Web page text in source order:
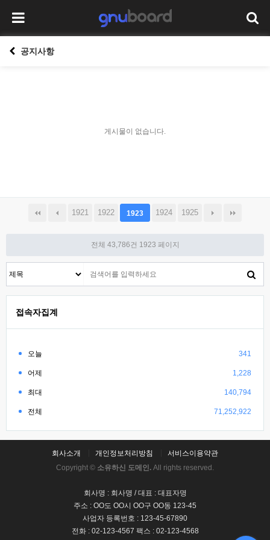
공지사항
게시물이 없습니다.
1921 1922 1923 1924 1925
전체 43,786건 1923 페이지
접속자집계
오늘 341
어제 1,228
최대 140,794
전체 71,252,922
회사소개 개인정보처리방침
서비스이용약관
Copyright © 소유하신 도메인. All rights reserved.
회사명 : 회사명 / 대표 : 대표자명
주소 : OO도 OO시 OO구 OO동 123-45
사업자 등록번호 : 123-45-67890
전화 : 02-123-4567 팩스 : 02-123-4568